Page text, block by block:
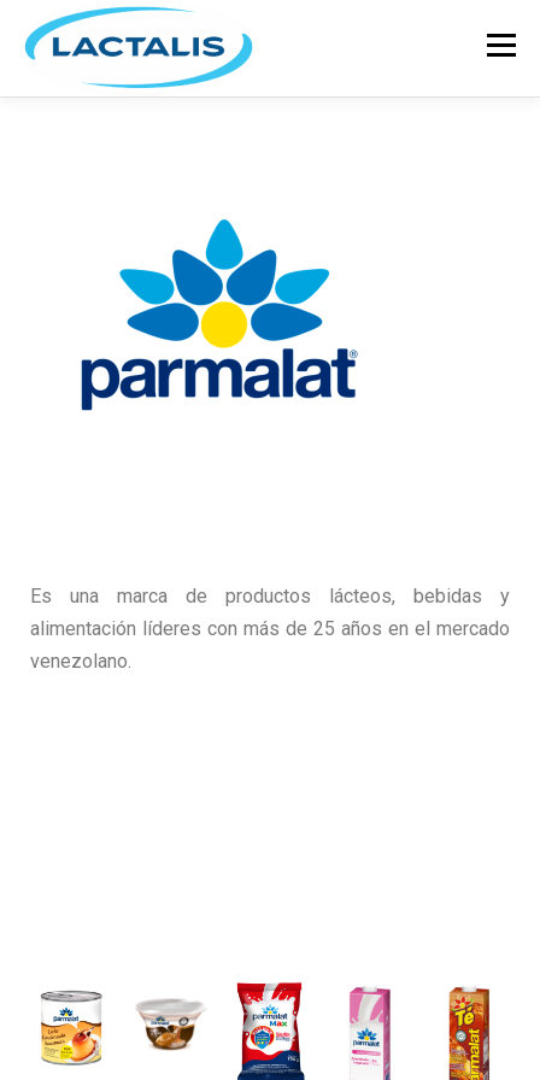
Menú
MARCAS Y PRODUCTOS
RECETARIO ÚNETE A NUESTRO EQUIPO
CONTÁCTANOS
Es una marca de productos lácteos, bebidas y
alimentación líderes con más de 25 años en el mercado
venezolano.